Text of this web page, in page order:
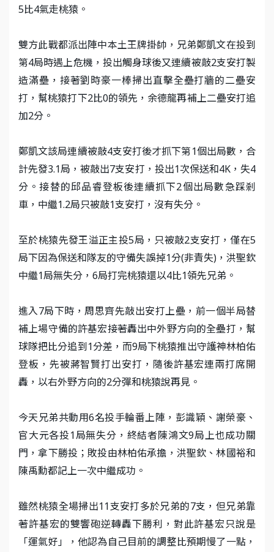
5比4氣走桃猿。
雙方此戰都派出陣中本土王牌掛帥，兄弟鄭凱文在投到
第4局時遇上危機，投出觸身球後又連續被敲2支安打製
造滿壘，接著劉時豪一棒掃出直擊全壘打牆的二壘安
打，幫桃猿打下2比0的領先，余德龍再補上二壘安打追
加2分。
鄭凱文該局連續被敲4支安打後才抓下第1個出局數，合
計先發3.1局，被敲出7支安打，投出1次保送和4K，失4
分。接替的邱品睿登板後連續抓下2個出局數急踩剎
車，中繼1.2局只被敲1支安打，沒有失分。
至於桃猿先發王溢正主投5局，只被敲2支安打，僅在5
局下因為保送和隊友的守備失誤掉1分(非責失)，洪聖欽
中繼1局無失分，6局打完桃猿還以4比1領先兄弟。
進入7局下時，周思齊先敲出安打上壘，前一個半局替
補上場守備的許基宏接著轟出中外野方向的全壘打，幫
球隊把比分追到1分差，而9局下桃猿推出守護神林柏佑
登板，先被蔣智賢打出安打，隨後許基宏連兩打席開
轟，以右外野方向的2分彈和桃猿說再見。
今天兄弟共動用6名投手輪番上陣，彭識穎、謝榮豪、
官大元各投1局無失分，終結者陳鴻文9局上也成功關
門，拿下勝投；敗投由林柏佑承擔，洪聖欽、林國裕和
陳禹勳都記上一次中繼成功。
雖然桃猿全場掃出11支安打多於兄弟的7支，但兄弟靠
著許基宏的雙響砲逆轉轟下勝利，對此許基宏只說是
「運氣好」，他認為自己目前的調整比預期慢了一點，